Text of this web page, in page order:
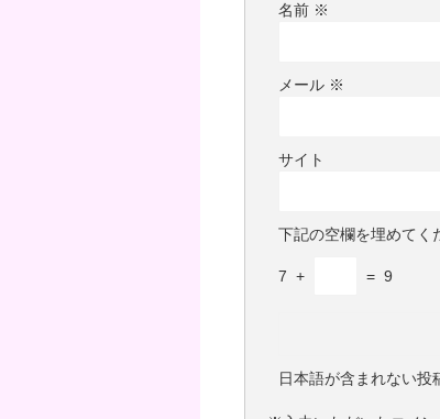
名前 ※
メール ※
サイト
下記の空欄を埋めてく
7 + = 9
日本語が含まれない投